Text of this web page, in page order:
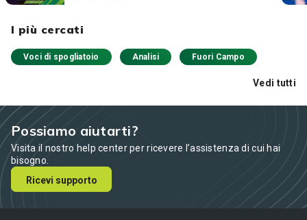
I più cercati
Voci di spogliatoio Analisi Fuori Campo
Vedi tutti
Possiamo aiutarti?
Visita il nostro help center per ricevere l’assistenza di cui hai
bisogno.
Ricevi supporto